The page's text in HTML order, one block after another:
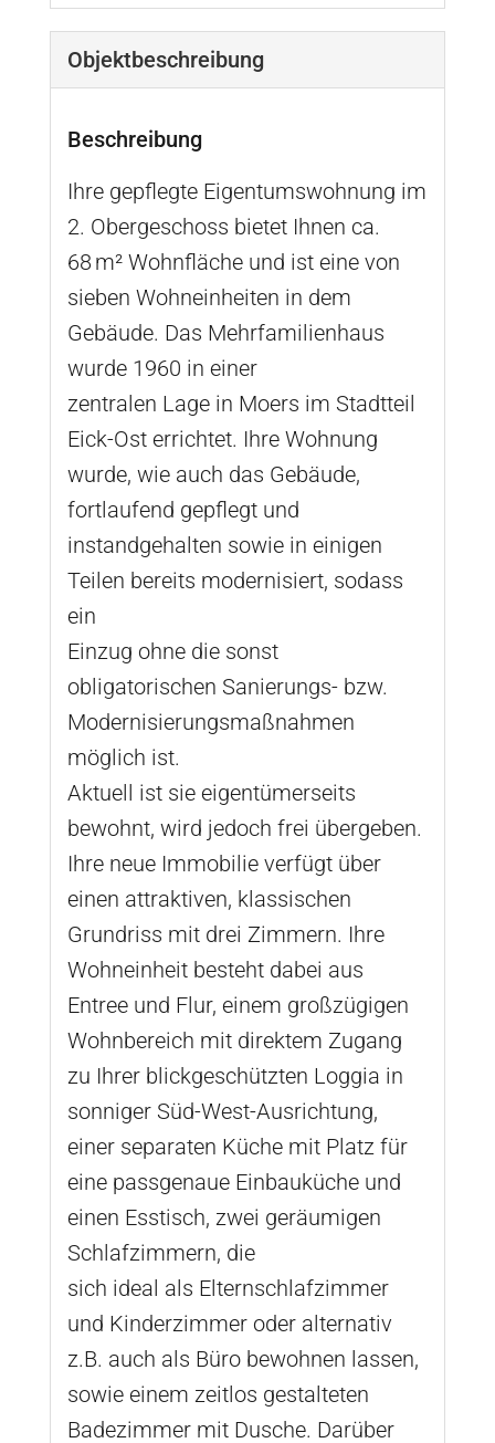
Objekt­beschreibung
Beschreibung
Ihre gepflegte Eigentumswohnung im
2. Obergeschoss bietet Ihnen ca.
68 m² Wohnfläche und ist eine von
sieben Wohneinheiten in dem
Gebäude. Das Mehrfamilienhaus
wurde 1960 in einer
zentralen Lage in Moers im Stadtteil
Eick-Ost errichtet. Ihre Wohnung
wurde, wie auch das Gebäude,
fortlaufend gepflegt und
instandgehalten sowie in einigen
Teilen bereits modernisiert, sodass
ein
Einzug ohne die sonst
obligatorischen Sanierungs- bzw.
Modernisierungsmaßnahmen
möglich ist.
Aktuell ist sie eigentümerseits
bewohnt, wird jedoch frei übergeben.
Ihre neue Immobilie verfügt über
einen attraktiven, klassischen
Grundriss mit drei Zimmern. Ihre
Wohneinheit besteht dabei aus
Entree und Flur, einem großzügigen
Wohnbereich mit direktem Zugang
zu Ihrer blickgeschützten Loggia in
sonniger Süd-West-Ausrichtung,
einer separaten Küche mit Platz für
eine passgenaue Einbauküche und
einen Esstisch, zwei geräumigen
Schlafzimmern, die
sich ideal als Elternschlafzimmer
und Kinderzimmer oder alternativ
z.B. auch als Büro bewohnen lassen,
sowie einem zeitlos gestalteten
Badezimmer mit Dusche. Darüber